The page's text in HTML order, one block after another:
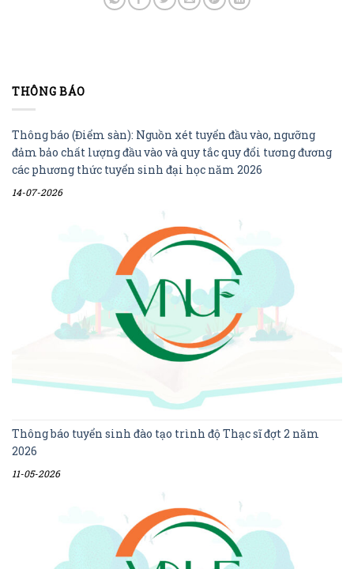
THÔNG BÁO
Thông báo (Điểm sàn): Nguồn xét tuyển đầu vào, ngưỡng
đảm bảo chất lượng đầu vào và quy tắc quy đổi tương đương
các phương thức tuyển sinh đại học năm 2026
14-07-2026
Thông báo tuyển sinh đào tạo trình độ Thạc sĩ đợt 2 năm
2026
11-05-2026